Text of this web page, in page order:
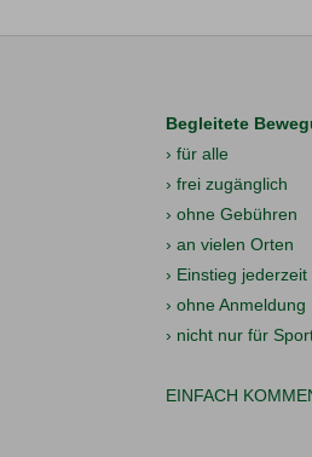
Begleitete
› für alle
› frei zugänglich
› ohne Gebühren
› an vielen Orten
› Einstieg jederzeit
› ohne Anmeldung
› nicht nur für
EINFACH